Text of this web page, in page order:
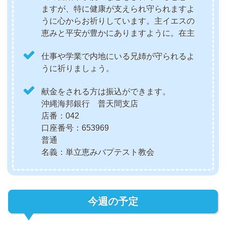
ますが、特に健康が支えられ守られますよ
うに心からお祈りしています。主イエスの
恵みと平安が豊かにありますように。在主
仕事や学業で内地にいる兄姉が守られるよ
うに祈りましょう。
献金をされる方は振込ができます。
沖縄海邦銀行 普天間支店
店番：042
口座番号：653969
普通
名義：単立恵みバプテスト教会
今週の予定